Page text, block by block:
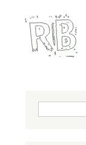
Main menu
Search form